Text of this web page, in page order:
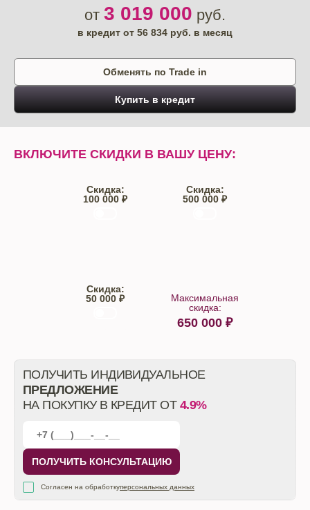
от 3 019 000 руб.
в кредит от 56 834 руб. в месяц
Обменять по Trade in
Купить в кредит
ВКЛЮЧИТЕ СКИДКИ В ВАШУ ЦЕНУ:
Скидка:
100 000 ₽
Скидка:
500 000 ₽
Скидка:
50 000 ₽
Максимальная
скидка:
650 000 ₽
ПОЛУЧИТЬ ИНДИВИДУАЛЬНОЕ
ПРЕДЛОЖЕНИЕ
НА ПОКУПКУ В КРЕДИТ ОТ 4.9%
ПОЛУЧИТЬ КОНСУЛЬТАЦИЮ
Согласен на обработкуперсональных данных